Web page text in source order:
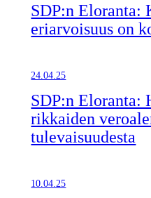
SDP:n Eloranta:
eriarvoisuus on
24.04.25
SDP:n Eloranta:
rikkaiden
tulevaisuudesta
10.04.25